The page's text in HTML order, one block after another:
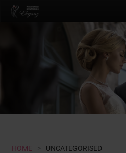
Messeprogramm
HOME > UNCATEGORISED